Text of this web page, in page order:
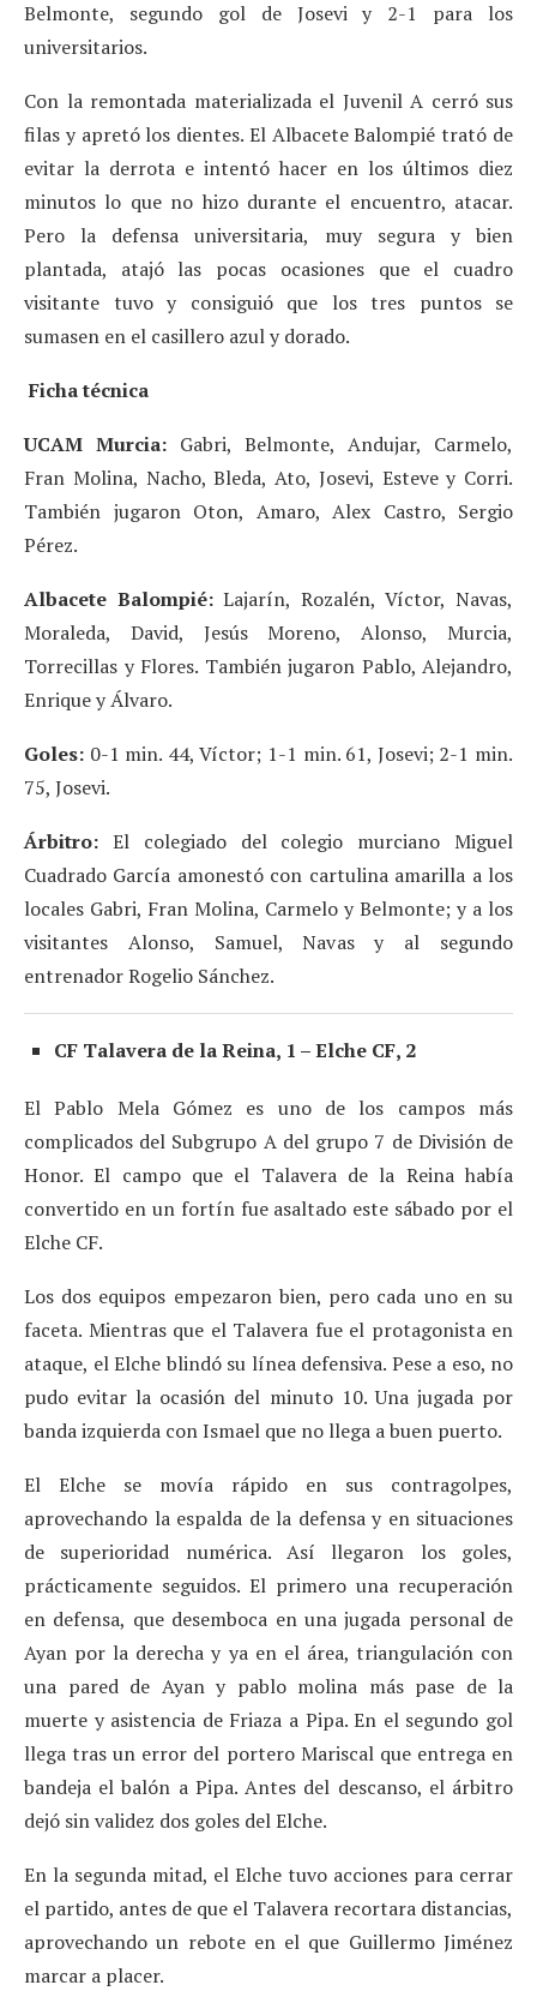
Belmonte, segundo gol de Josevi y 2-1 para los
universitarios.
Con la remontada materializada el Juvenil A cerró sus
filas y apretó los dientes. El Albacete Balompié trató de
evitar la derrota e intentó hacer en los últimos diez
minutos lo que no hizo durante el encuentro, atacar.
Pero la defensa universitaria, muy segura y bien
plantada, atajó las pocas ocasiones que el cuadro
visitante tuvo y consiguió que los tres puntos se
sumasen en el casillero azul y dorado.
Ficha técnica
UCAM Murcia: Gabri, Belmonte, Andujar, Carmelo,
Fran Molina, Nacho, Bleda, Ato, Josevi, Esteve y Corri.
También jugaron Oton, Amaro, Alex Castro, Sergio
Pérez.
Albacete Balompié:Lajarín, Rozalén, Víctor, Navas,
Moraleda, David, Jesús Moreno, Alonso, Murcia,
Torrecillas y Flores. También jugaron Pablo, Alejandro,
Enrique y Álvaro.
Goles: 0-1 min. 44, Víctor; 1-1 min. 61, Josevi; 2-1 min.
75, Josevi.
Árbitro: El colegiado del colegio murciano Miguel
Cuadrado García amonestó con cartulina amarilla a los
locales Gabri, Fran Molina, Carmelo y Belmonte; y a los
visitantes Alonso, Samuel, Navas y al segundo
entrenador Rogelio Sánchez.
CF Talavera de la Reina, 1 – Elche CF, 2
El Pablo Mela Gómez es uno de los campos más
complicados del Subgrupo A del grupo 7 de División de
Honor. El campo que el Talavera de la Reina había
convertido en un fortín fue asaltado este sábado por el
Elche CF.
Los dos equipos empezaron bien, pero cada uno en su
faceta. Mientras que el Talavera fue el protagonista en
ataque, el Elche blindó su línea defensiva. Pese a eso, no
pudo evitar la ocasión del minuto 10. Una jugada por
banda izquierda con Ismael que no llega a buen puerto.
El Elche se movía rápido en sus contragolpes,
aprovechando la espalda de la defensa y en situaciones
de superioridad numérica. Así llegaron los goles,
prácticamente seguidos. El primero una recuperación
en defensa, que desemboca en una jugada personal de
Ayan por la derecha y ya en el área, triangulación con
una pared de Ayan y pablo molina más pase de la
muerte y asistencia de Friaza a Pipa. En el segundo gol
llega tras un error del portero Mariscal que entrega en
bandeja el balón a Pipa. Antes del descanso, el árbitro
dejó sin validez dos goles del Elche.
En la segunda mitad, el Elche tuvo acciones para cerrar
el partido, antes de que el Talavera recortara distancias,
aprovechando un rebote en el que Guillermo Jiménez
marcar a placer.